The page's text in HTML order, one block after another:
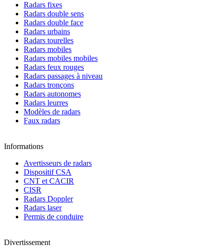
Radars fixes
Radars double sens
Radars double face
Radars urbains
Radars tourelles
Radars mobiles
Radars mobiles mobiles
Radars feux rouges
Radars passages à niveau
Radars tronçons
Radars autonomes
Radars leurres
Modèles de radars
Faux radars
Informations
Avertisseurs de radars
Dispositif CSA
CNT et CACIR
CISR
Radars Doppler
Radars laser
Permis de conduire
Divertissement